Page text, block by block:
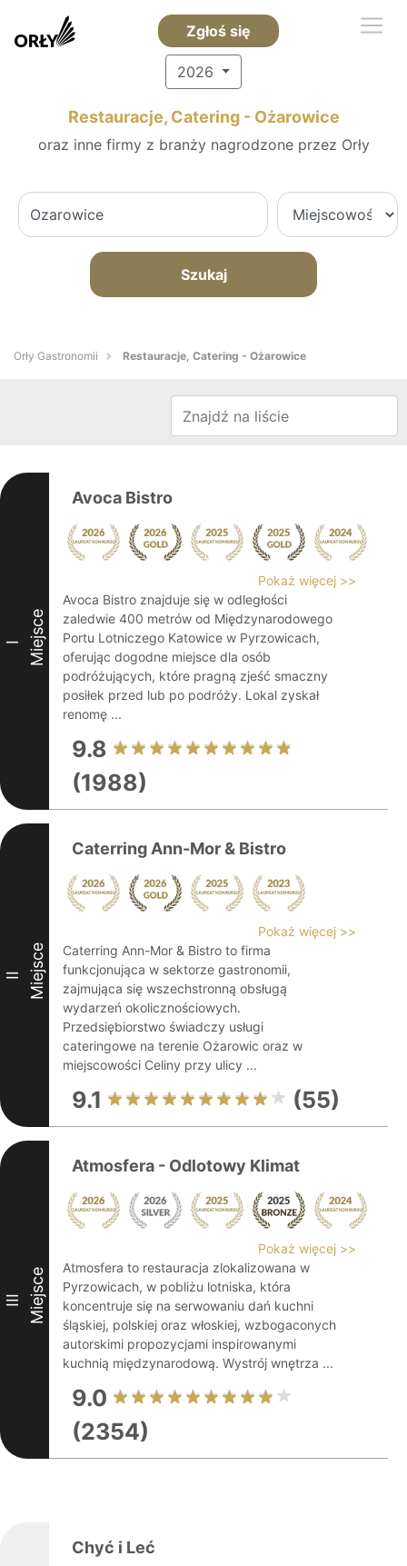
Zgłoś się
2026
Restauracje, Catering - Ożarowice
oraz inne firmy z branży nagrodzone przez Orły
Szukaj
Orły Gastronomii Restauracje, Catering - Ożarowice
I Miejsce
Avoca Bistro
Pokaż więcej >>
Avoca Bistro znajduje się w odległości
zaledwie 400 metrów od Międzynarodowego
Portu Lotniczego Katowice w Pyrzowicach,
oferując dogodne miejsce dla osób
podróżujących, które pragną zjeść smaczny
posiłek przed lub po podróży. Lokal zyskał
renomę ...
9.8
(1988)
II Miejsce
Caterring Ann-Mor & Bistro
Pokaż więcej >>
Caterring Ann-Mor & Bistro to firma
funkcjonująca w sektorze gastronomii,
zajmująca się wszechstronną obsługą
wydarzeń okolicznościowych.
Przedsiębiorstwo świadczy usługi
cateringowe na terenie Ożarowic oraz w
miejscowości Celiny przy ulicy ...
9.1 (55)
III Miejsce
Atmosfera - Odlotowy Klimat
Pokaż więcej >>
Atmosfera to restauracja zlokalizowana w
Pyrzowicach, w pobliżu lotniska, która
koncentruje się na serwowaniu dań kuchni
śląskiej, polskiej oraz włoskiej, wzbogaconych
autorskimi propozycjami inspirowanymi
kuchnią międzynarodową. Wystrój wnętrza ...
9.0
(2354)
Chyć i Leć